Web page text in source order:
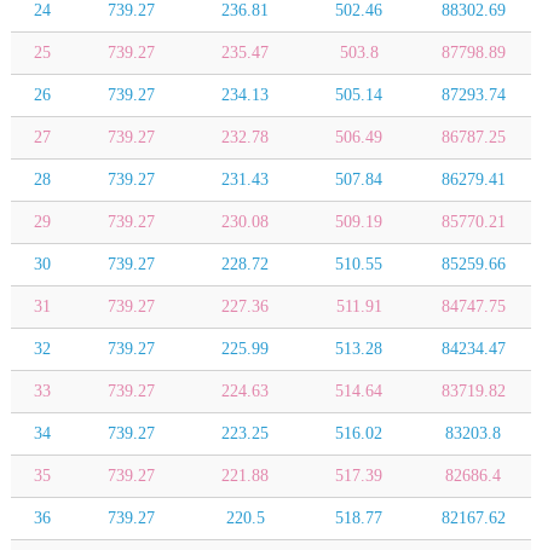
24 739.27 236.81 502.46 88302.69
25 739.27 235.47 503.8 87798.89
26 739.27 234.13 505.14 87293.74
27 739.27 232.78 506.49 86787.25
28 739.27 231.43 507.84 86279.41
29 739.27 230.08 509.19 85770.21
30 739.27 228.72 510.55 85259.66
31 739.27 227.36 511.91 84747.75
32 739.27 225.99 513.28 84234.47
33 739.27 224.63 514.64 83719.82
34 739.27 223.25 516.02 83203.8
35 739.27 221.88 517.39 82686.4
36 739.27 220.5 518.77 82167.62